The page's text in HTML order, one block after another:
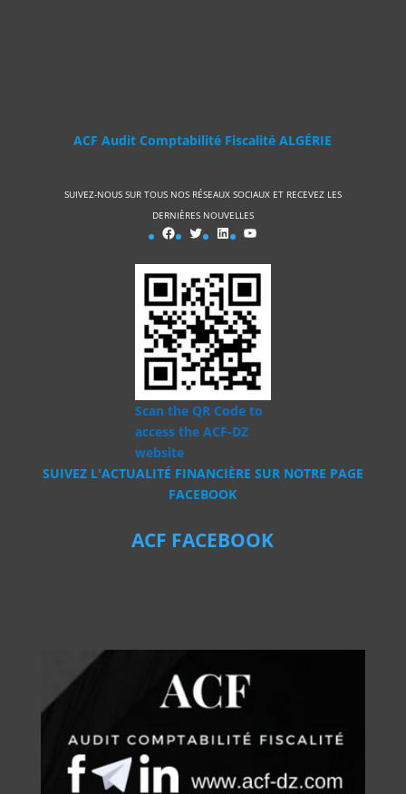
ACF Audit Comptabilité Fiscalité ALGÉRIE
SUIVEZ-NOUS SUR TOUS NOS RÉSEAUX SOCIAUX ET RECEVEZ LES
DERNIÈRES NOUVELLES
ACF FACEBOOK Twitter LinkedIn YouTube
Scan the QR Code to
access the ACF-DZ
website
SUIVEZ L'ACTUALITÉ FINANCIÈRE SUR NOTRE PAGE
FACEBOOK
ACF FACEBOOK